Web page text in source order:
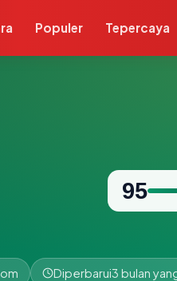
Populer Tepercaya
95
Diperbarui3 bulan